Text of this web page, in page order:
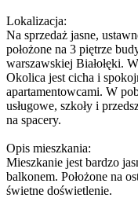
Lokalizacja:
Na sprzedaż jasne,
położone na 3 piętrze
warszawskiej Białołęki.
Okolica jest cicha i
apartamentowcami. W
usługowe, szkoły i
na spacery.
Opis mieszkania:
Mieszkanie jest bardzo
balkonem. Położone na
świetne doświetlenie.